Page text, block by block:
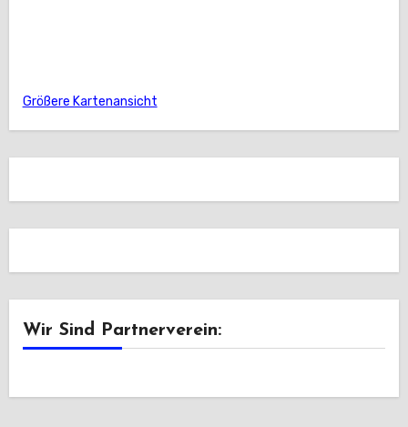
Größere Kartenansicht
Wir Sind Partnerverein: